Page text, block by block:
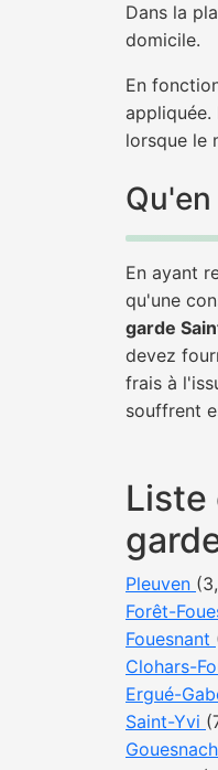
Dans la
domicile.
En
appliquée.
lorsque le
En ayant
qu'une
garde
devez
frais à
souffrent
Liste
Pleuven
Forêt-
Fouesnant
Clohars-
Ergué-
Saint-Yvi
Gouesnach